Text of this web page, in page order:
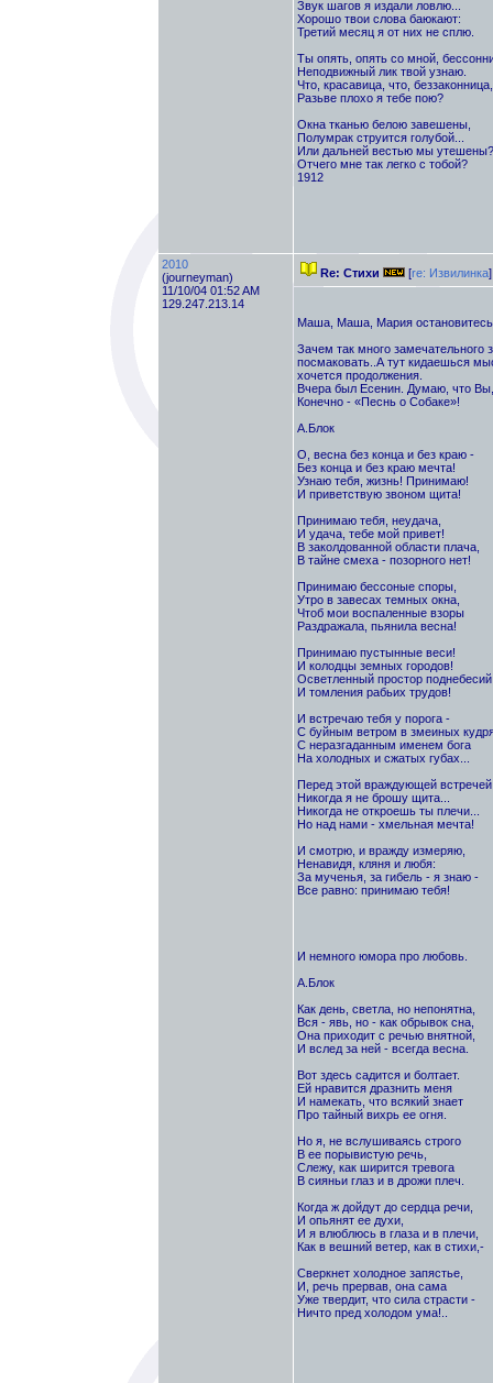
Звук шагов я издали ловлю...
Хорошо твои слова баюкают:
Третий месяц я от них не сплю.
Ты опять, опять со мной,
Неподвижный лик твой узнаю.
Что, красавица, что, беззаконница,
Разьве плохо я тебе пою?
Окна тканью белою завешены,
Полумрак струится голубой...
Или дальней вестью мы утешены?
Отчего мне так легко с тобой?
1912
2010
(journeyman)
11/10/04 01:52 AM
129.247.213.14
Re: Стихи [re: Извилинка]
Маша, Маша, Мария
Зачем так много замечательного
посмаковать..А тут кидаешься
хочется продолжения.
Вчера был Есенин. Думаю, что
Конечно - «Песнь о Собаке»!
А.Блок
О, весна без конца и без краю -
Без конца и без краю мечта!
Узнаю тебя, жизнь! Принимаю!
И приветствую звоном щита!
Принимаю тебя, неудача,
И удача, тебе мой привет!
В заколдованной области плача,
В тайне смеха - позорного нет!
Принимаю бессоные споры,
Утро в завесах темных окна,
Чтоб мои воспаленные взоры
Раздражала, пьянила весна!
Принимаю пустынные веси!
И колодцы земных городов!
Осветленный простор поднебесий
И томления рабьих трудов!
И встречаю тебя у порога -
С буйным ветром в змеиных
С неразгаданным именем бога
На холодных и сжатых губах...
Перед этой враждующей встречей
Никогда я не брошу щита...
Никогда не откроешь ты плечи...
Но над нами - хмельная мечта!
И смотрю, и вражду измеряю,
Ненавидя, кляня и любя:
За мученья, за гибель - я знаю -
Все равно: принимаю тебя!
И немного юмора про любовь.
А.Блок
Как день, светла, но непонятна,
Вся - явь, но - как обрывок сна,
Она приходит с речью внятной,
И вслед за ней - всегда весна.
Вот здесь садится и болтает.
Ей нравится дразнить меня
И намекать, что всякий знает
Про тайный вихрь ее огня.
Но я, не вслушиваясь строго
В ее порывистую речь,
Слежу, как ширится тревога
В сияньи глаз и в дрожи плеч.
Когда ж дойдут до сердца речи,
И опьянят ее духи,
И я влюблюсь в глаза и в плечи,
Как в вешний ветер, как в стихи,-
Сверкнет холодное запястье,
И, речь прервав, она сама
Уже твердит, что сила страсти -
Ничто пред холодом ума!..